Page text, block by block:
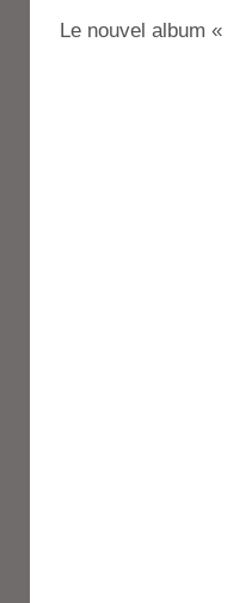
Le nouvel album «